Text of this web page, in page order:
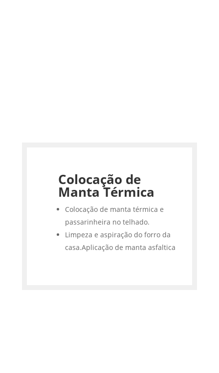
Colocação de
Manta Térmica
Colocação de manta térmica e
passarinheira no telhado.
Limpeza e aspiração do forro da
casa.Aplicação de manta asfaltica